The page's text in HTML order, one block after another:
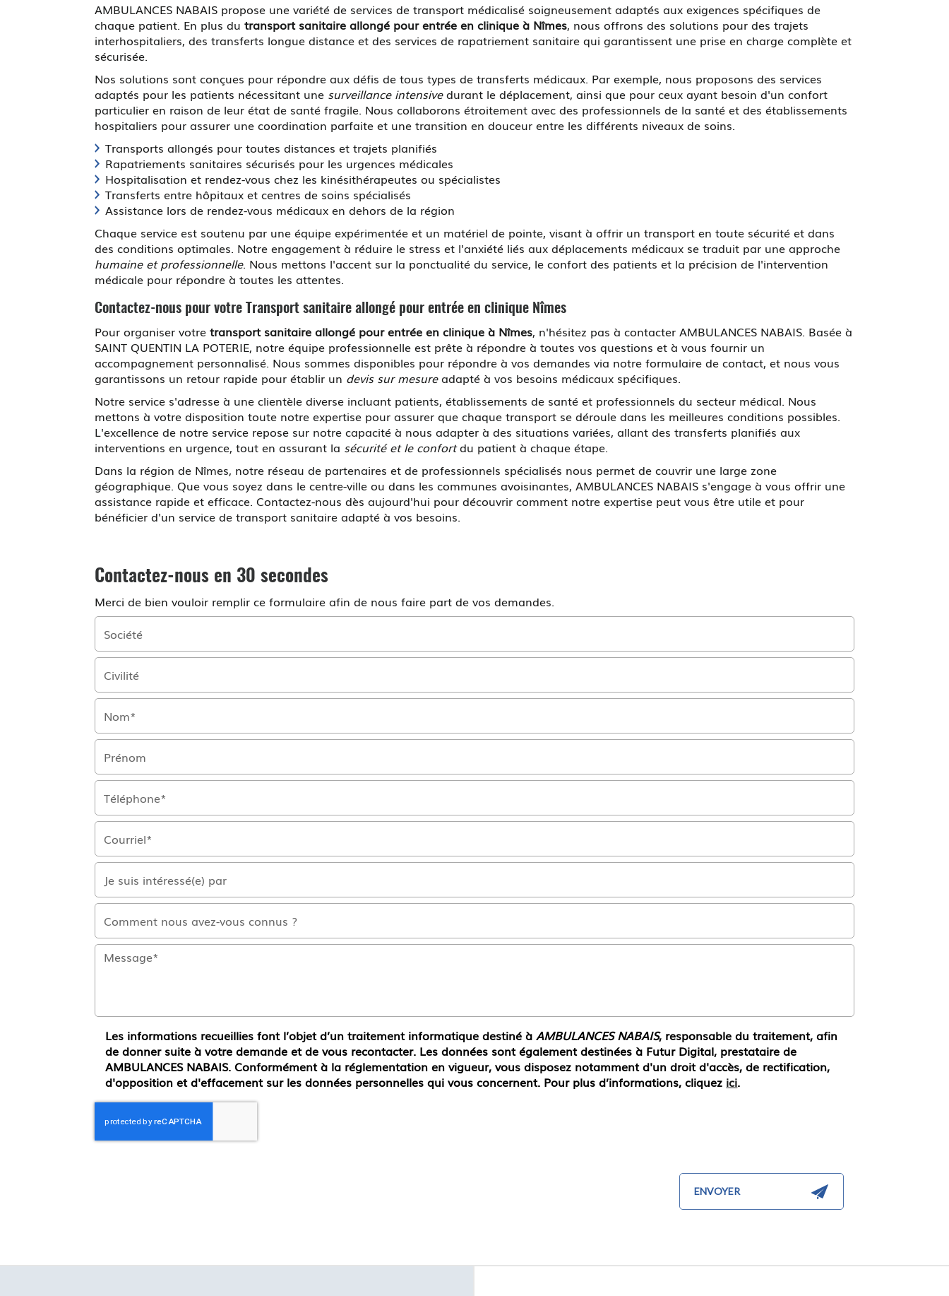
AMBULANCES NABAIS propose une variété de services de transport médicalisé soigneusement adaptés aux exigences spécifiques de
chaque patient. En plus dutransport sanitaire allongé pour entrée en clinique à Nîmes, nous offrons des solutions pour des trajets
interhospitaliers, des transferts longue distance et des services de rapatriement sanitaire qui garantissent une prise en charge complète et
sécurisée.
Nos solutions sont conçues pour répondre aux défis de tous types de transferts médicaux. Par exemple, nous proposons des services
adaptés pour les patients nécessitant une surveillance intensivedurant le déplacement, ainsi que pour ceux ayant besoin d'un confort
particulier en raison de leur état de santé fragile. Nous collaborons étroitement avec des professionnels de la santé et des établissements
hospitaliers pour assurer une coordination parfaite et une transition en douceur entre les différents niveaux de soins.
Transports allongés pour toutes distances et trajets planifiés
Rapatriements sanitaires sécurisés pour les urgences médicales
Hospitalisation et rendez-vous chez les kinésithérapeutes ou spécialistes
Transferts entre hôpitaux et centres de soins spécialisés
Assistance lors de rendez-vous médicaux en dehors de la région
Chaque service est soutenu par une équipe expérimentée et un matériel de pointe, visant à offrir un transport en toute sécurité et dans
des conditions optimales. Notre engagement à réduire le stress et l'anxiété liés aux déplacements médicaux se traduit par une approche
humaine et professionnelle. Nous mettons l'accent sur la ponctualité du service, le confort des patients et la précision de l'intervention
médicale pour répondre à toutes les attentes.
Contactez-nous pour votre Transport sanitaire allongé pour entrée en clinique Nîmes
Pour organiser votretransport sanitaire allongé pour entrée en clinique à Nîmes, n'hésitez pas à contacter AMBULANCES NABAIS. Basée à
SAINT QUENTIN LA POTERIE, notre équipe professionnelle est prête à répondre à toutes vos questions et à vous fournir un
accompagnement personnalisé. Nous sommes disponibles pour répondre à vos demandes via notre formulaire de contact, et nous vous
garantissons un retour rapide pour établir un devis sur mesureadapté à vos besoins médicaux spécifiques.
Notre service s'adresse à une clientèle diverse incluant patients, établissements de santé et professionnels du secteur médical. Nous
mettons à votre disposition toute notre expertise pour assurer que chaque transport se déroule dans les meilleures conditions possibles.
L'excellence de notre service repose sur notre capacité à nous adapter à des situations variées, allant des transferts planifiés aux
interventions en urgence, tout en assurant la sécurité et le confortdu patient à chaque étape.
Dans la région de Nîmes, notre réseau de partenaires et de professionnels spécialisés nous permet de couvrir une large zone
géographique. Que vous soyez dans le centre-ville ou dans les communes avoisinantes, AMBULANCES NABAIS s'engage à vous offrir une
assistance rapide et efficace. Contactez-nous dès aujourd'hui pour découvrir comment notre expertise peut vous être utile et pour
bénéficier d'un service de transport sanitaire adapté à vos besoins.
Contactez-nous en 30 secondes
Merci de bien vouloir remplir ce formulaire afin de nous faire part de vos demandes.
Les informations recueillies font l’objet d’un traitement informatique destiné à AMBULANCES NABAIS, responsable du traitement, afin
de donner suite à votre demande et de vous recontacter. Les données sont également destinées à Futur Digital, prestataire de
AMBULANCES NABAIS. Conformément à la réglementation en vigueur, vous disposez notamment d'un droit d'accès, de rectification,
d'opposition et d'effacement sur les données personnelles qui vous concernent. Pour plus d’informations, cliquez ici.